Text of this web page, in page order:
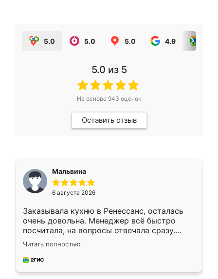
5.0 5.0 5.0 4.9
5.0 из 5
На основе 943 оценок
Оставить отзыв
Мальвина
6 августа 2026
Заказывала кухню в Ренессанс, осталась
очень довольна. Менеджер всё быстро
посчитала, на вопросы отвечала сразу.
Замерщик приехал в субботу, подошёл к
делу со всей ответственностью. Собрали
за день, ребята работали аккуратно, даже
Читать полностью